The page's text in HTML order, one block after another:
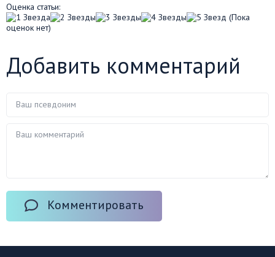
Оценка статьи:
(Пока
оценок нет)
Добавить комментарий
Комментировать